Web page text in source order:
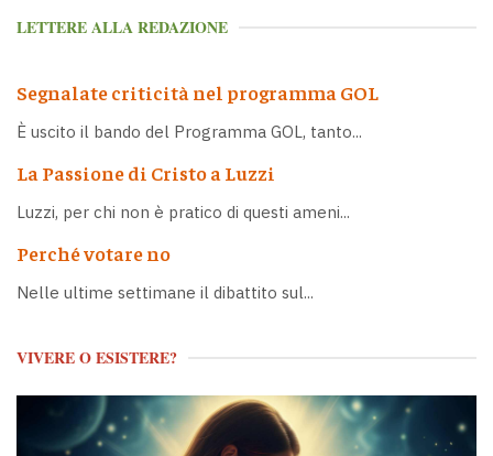
LETTERE ALLA REDAZIONE
Segnalate criticità nel programma GOL
È uscito il bando del Programma GOL, tanto...
La Passione di Cristo a Luzzi
Luzzi, per chi non è pratico di questi ameni...
Perché votare no
Nelle ultime settimane il dibattito sul...
VIVERE O ESISTERE?